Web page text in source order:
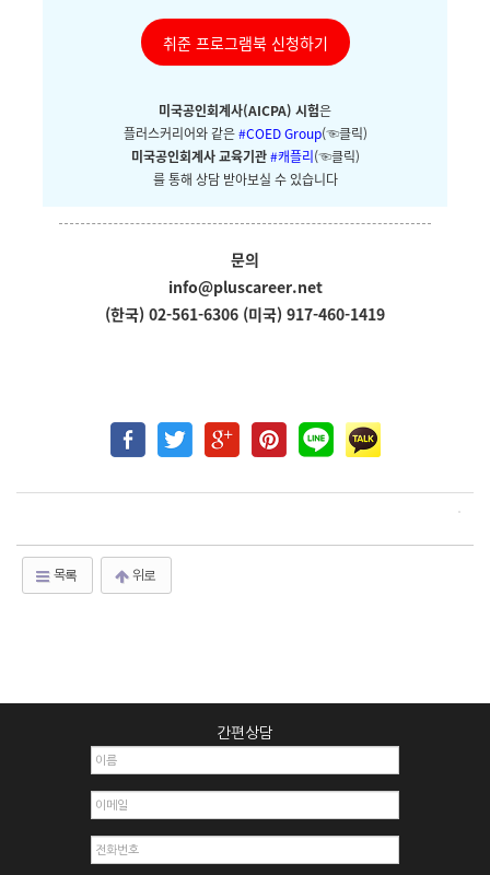
취준 프로그램북 신청하기
미국공인회계사(AICPA) 시험은
플러스커리어와 같은#COED Group(☜클릭)
미국공인회계사 교육기관#캐플리(☜클릭)
를 통해 상담 받아보실 수 있습니다
문의
info@pluscareer.net
(한국) 02-561-6306 (미국) 917-460-1419
목록 위로
간편상담